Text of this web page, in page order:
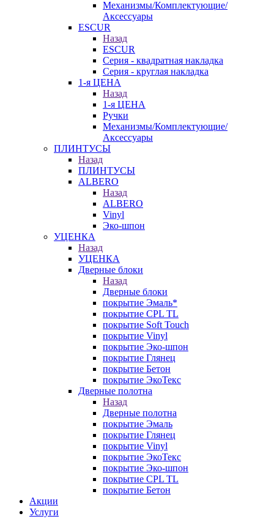
Механизмы/Комплектующие/
Аксессуары
ESCUR
Назад
ESCUR
Серия - квадратная накладка
Серия - круглая накладка
1-я ЦЕНА
Назад
1-я ЦЕНА
Ручки
Механизмы/Комплектующие/
Аксессуары
ПЛИНТУСЫ
Назад
ПЛИНТУСЫ
ALBERO
Назад
ALBERO
Vinyl
Эко-шпон
УЦЕНКА
Назад
УЦЕНКА
Дверные блоки
Назад
Дверные блоки
покрытие Эмаль*
покрытие CPL TL
покрытие Soft Touch
покрытие Vinyl
покрытие Эко-шпон
покрытие Глянец
покрытие Бетон
покрытие ЭкоТекс
Дверные полотна
Назад
Дверные полотна
покрытие Эмаль
покрытие Глянец
покрытие Vinyl
покрытие ЭкоТекс
покрытие Эко-шпон
покрытие CPL TL
покрытие Бетон
Акции
Услуги